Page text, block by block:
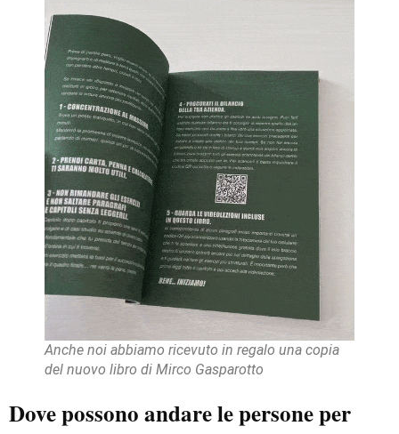
Anche noi abbiamo ricevuto in regalo una copia
del nuovo libro di Mirco Gasparotto
Dove possono andare le persone per